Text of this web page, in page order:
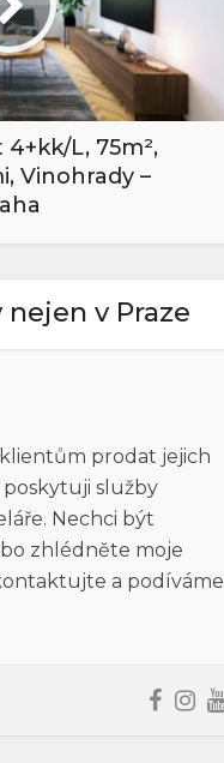
L, 75m²,
Vinohrady –
v Praze
prodat jejich
služby
Nechci být
zhlédněte moje
a podíváme